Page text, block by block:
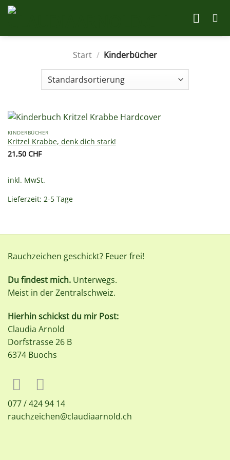
Zum
Start / Kinderbücher
KINDERBÜCHER
Kritzel Krabbe, denk dich stark!
21,50 CHF
inkl. MwSt.
Lieferzeit: 2-5 Tage
Rauchzeichen geschickt? Feuer frei!
Du findest mich. Unterwegs.
Meist in der Zentralschweiz.
Hierhin schickst du mir Post:
Claudia Arnold
Dorfstrasse 26 B
6374 Buochs
077 / 424 94 14
rauchzeichen@claudiaarnold.ch